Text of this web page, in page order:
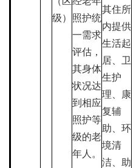
级）
照护统
一需求
评估，
其身体
状况达
到相应
照护等
级的老
年人。
其住所
内提供
生活起
居、卫
生护
理、康
复辅
助、环
境清
洁、助